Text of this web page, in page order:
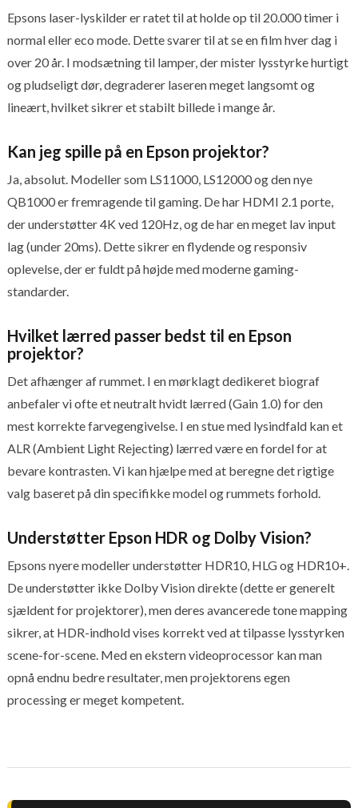
Epsons laser-lyskilder er ratet til at holde op til 20.000 timer i
normal eller eco mode. Dette svarer til at se en film hver dag i
over 20 år. I modsætning til lamper, der mister lysstyrke hurtigt
og pludseligt dør, degraderer laseren meget langsomt og
lineært, hvilket sikrer et stabilt billede i mange år.
Kan jeg spille på en Epson projektor?
Ja, absolut. Modeller som LS11000, LS12000 og den nye
QB1000 er fremragende til gaming. De har HDMI 2.1 porte,
der understøtter 4K ved 120Hz, og de har en meget lav input
lag (under 20ms). Dette sikrer en flydende og responsiv
oplevelse, der er fuldt på højde med moderne gaming-
standarder.
Hvilket lærred passer bedst til en Epson
projektor?
Det afhænger af rummet. I en mørklagt dedikeret biograf
anbefaler vi ofte et neutralt hvidt lærred (Gain 1.0) for den
mest korrekte farvegengivelse. I en stue med lysindfald kan et
ALR (Ambient Light Rejecting) lærred være en fordel for at
bevare kontrasten. Vi kan hjælpe med at beregne det rigtige
valg baseret på din specifikke model og rummets forhold.
Understøtter Epson HDR og Dolby Vision?
Epsons nyere modeller understøtter HDR10, HLG og HDR10+.
De understøtter ikke Dolby Vision direkte (dette er generelt
sjældent for projektorer), men deres avancerede tone mapping
sikrer, at HDR-indhold vises korrekt ved at tilpasse lysstyrken
scene-for-scene. Med en ekstern videoprocessor kan man
opnå endnu bedre resultater, men projektorens egen
processing er meget kompetent.